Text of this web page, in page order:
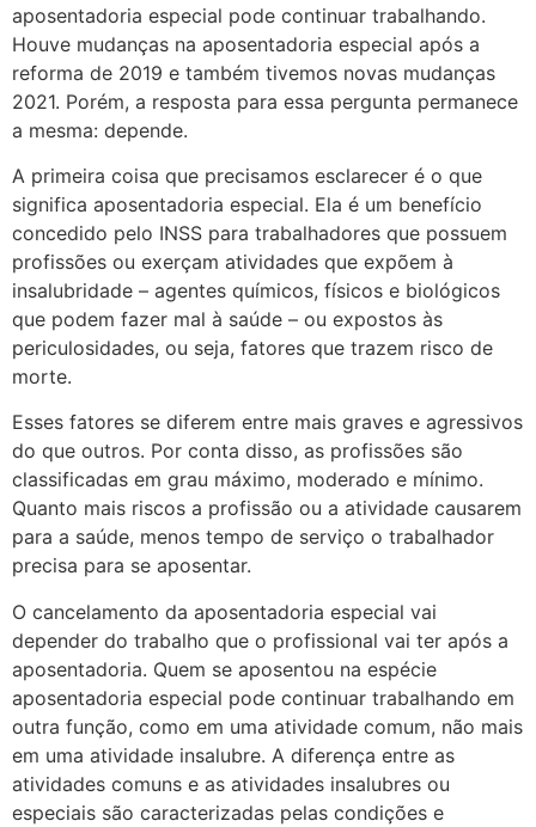
aposentadoria especial pode continuar trabalhando.
Houve mudanças na aposentadoria especial após a
reforma de 2019 e também tivemos novas mudanças
2021. Porém, a resposta para essa pergunta permanece
a mesma: depende.
A primeira coisa que precisamos esclarecer é o que
significa aposentadoria especial. Ela é um benefício
concedido pelo INSS para trabalhadores que possuem
profissões ou exerçam atividades que expõem à
insalubridade – agentes químicos, físicos e biológicos
que podem fazer mal à saúde – ou expostos às
periculosidades, ou seja, fatores que trazem risco de
morte.
Esses fatores se diferem entre mais graves e agressivos
do que outros. Por conta disso, as profissões são
classificadas em grau máximo, moderado e mínimo.
Quanto mais riscos a profissão ou a atividade causarem
para a saúde, menos tempo de serviço o trabalhador
precisa para se aposentar.
O cancelamento da aposentadoria especial vai
depender do trabalho que o profissional vai ter após a
aposentadoria. Quem se aposentou na espécie
aposentadoria especial pode continuar trabalhando em
outra função, como em uma atividade comum, não mais
em uma atividade insalubre. A diferença entre as
atividades comuns e as atividades insalubres ou
especiais são caracterizadas pelas condições e